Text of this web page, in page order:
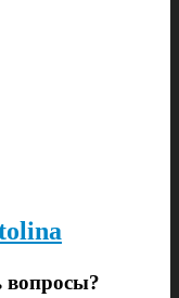
вопросы?